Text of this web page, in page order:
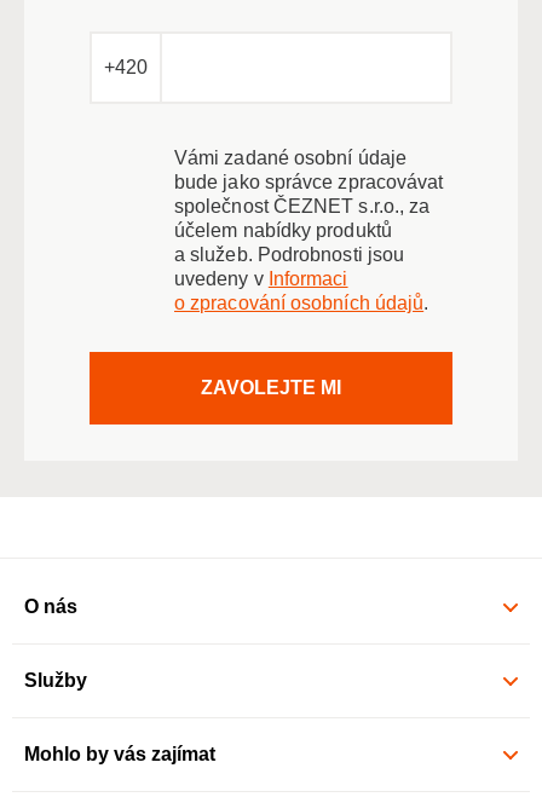
+420
Vámi zadané osobní údaje
bude jako správce zpracovávat
společnost ČEZNET s.r.o., za
účelem nabídky produktů
a služeb. Podrobnosti jsou
uvedeny v Informaci
o zpracování osobních údajů.
ZAVOLEJTE MI
O nás
Služby
Mohlo by vás zajímat